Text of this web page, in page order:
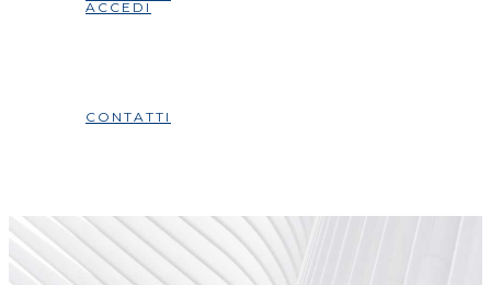
ACCEDI
CONTATTI